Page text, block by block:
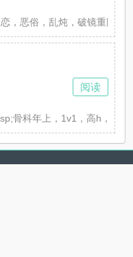
，恶俗，乱炖，破镜重圆，
骨科年上，1v1，高h，纯
阅读